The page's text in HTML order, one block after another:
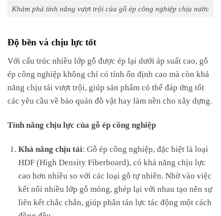
Khám phá tính năng vượt trội của gỗ ép công nghiệp chịu nước
Độ bền và chịu lực tốt
Với cấu trúc nhiều lớp gỗ được ép lại dưới áp suất cao, gỗ
ép công nghiệp không chỉ có tính ổn định cao mà còn khả
năng chịu tải vượt trội, giúp sản phẩm có thể đáp ứng tốt
các yêu cầu về bảo quản đồ vật hay làm nền cho xây dựng.
Tính năng chịu lực của gỗ ép công nghiệp
Khả năng chịu tải: Gỗ ép công nghiệp, đặc biệt là loại
HDF (High Density Fiberboard), có khả năng chịu lực
cao hơn nhiều so với các loại gỗ tự nhiên. Nhờ vào việc
kết nối nhiều lớp gỗ mỏng, ghép lại với nhau tạo nên sự
liên kết chắc chắn, giúp phân tán lực tác động một cách